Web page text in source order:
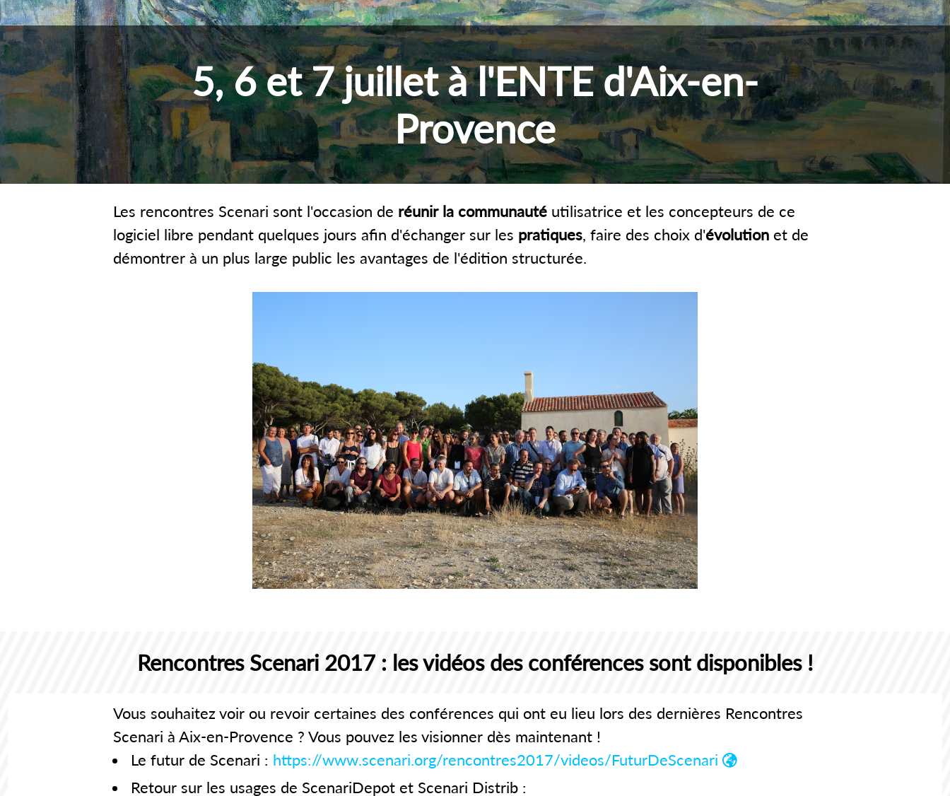
5, 6 et 7 juillet à l'ENTE d'Aix-en-
Provence
Les rencontres Scenari sont l'occasion de réunir la communauté utilisatrice et les concepteurs de ce
logiciel libre pendant quelques jours afin d'échanger sur les pratiques, faire des choix d'évolution et de
démontrer à un plus large public les avantages de l'édition structurée.
Rencontres Scenari 2017 : les vidéos des conférences sont disponibles !
Vous souhaitez voir ou revoir certaines des conférences qui ont eu lieu lors des dernières Rencontres
Scenari à Aix-en-Provence ? Vous pouvez les visionner dès maintenant !
Le futur de Scenari : https://www.scenari.org/rencontres2017/videos/FuturDeScenari
Retour sur les usages de ScenariDepot et Scenari Distrib :